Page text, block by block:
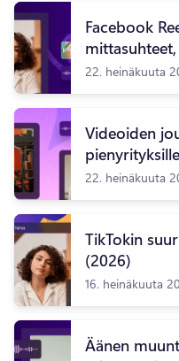
Facebook
22. heinäkuuta
Videoiden
pienyrityksille
22. heinäkuuta
TikTokin
(2026)
16. heinäkuuta
Äänen